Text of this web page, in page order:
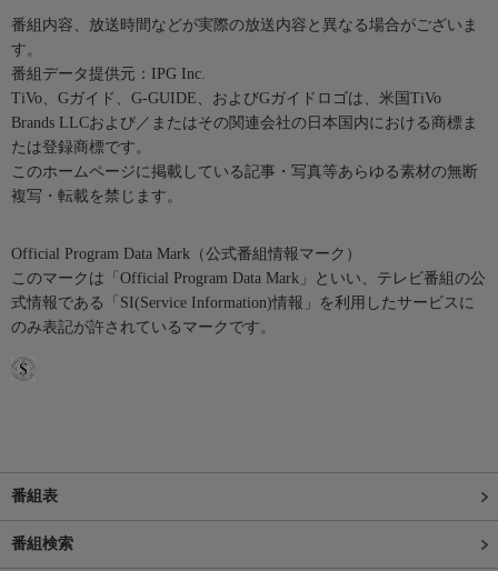
番組内容、放送時間などが実際の放送内容と異なる場合がございま
す。
番組データ提供元：IPG Inc.
TiVo、Gガイド、G-GUIDE、およびGガイドロゴは、米国TiVo
Brands LLCおよび／またはその関連会社の日本国内における商標ま
たは登録商標です。
このホームページに掲載している記事・写真等あらゆる素材の無断
複写・転載を禁じます。
Official Program Data Mark（公式番組情報マーク）
このマークは「Official Program Data Mark」といい、テレビ番組の公
式情報である「SI(Service Information)情報」を利用したサービスに
のみ表記が許されているマークです。
番組表
番組検索